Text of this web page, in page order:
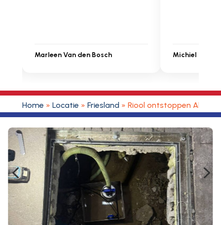
Michiel Uitdenbongerd Sarah Touat
Home » Locatie » Friesland » Riool ontstoppen
4 5